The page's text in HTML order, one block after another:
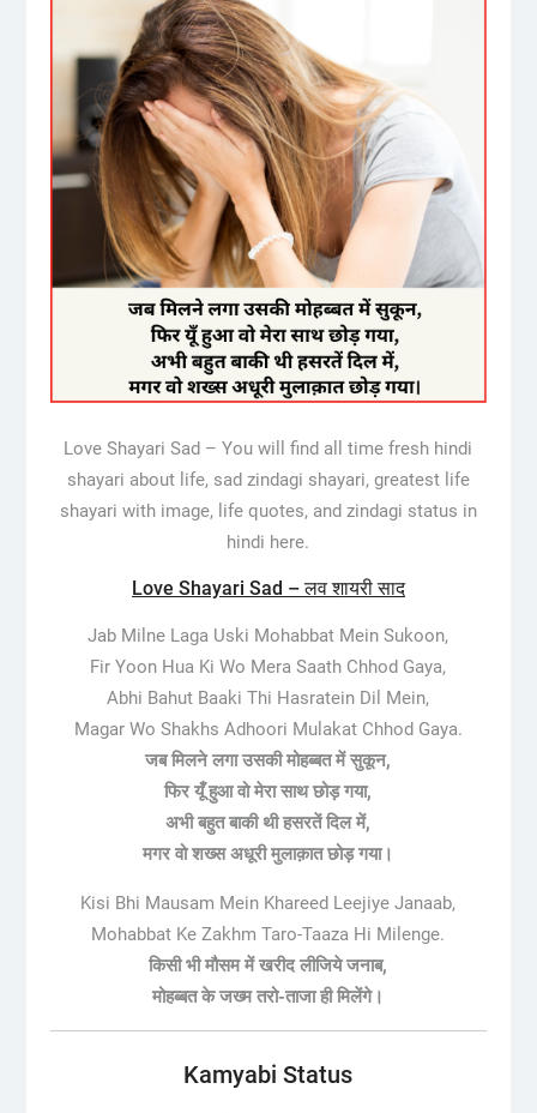
Love Shayari Sad – You will find all time fresh hindi
shayari about life, sad zindagi shayari, greatest life
shayari with image, life quotes, and zindagi status in
hindi here.
Love Shayari Sad – लव शायरी साद
Jab Milne Laga Uski Mohabbat Mein Sukoon,
Fir Yoon Hua Ki Wo Mera Saath Chhod Gaya,
Abhi Bahut Baaki Thi Hasratein Dil Mein,
Magar Wo Shakhs Adhoori Mulakat Chhod Gaya.
जब मिलने लगा उसकी मोहब्बत में सुकून,
फिर यूँ हुआ वो मेरा साथ छोड़ गया,
अभी बहुत बाकी थी हसरतें दिल में,
मगर वो शख्स अधूरी मुलाक़ात छोड़ गया।
Kisi Bhi Mausam Mein Khareed Leejiye Janaab,
Mohabbat Ke Zakhm Taro-Taaza Hi Milenge.
किसी भी मौसम में खरीद लीजिये जनाब,
मोहब्बत के जख्म तरो-ताजा ही मिलेंगे।
Kamyabi Status